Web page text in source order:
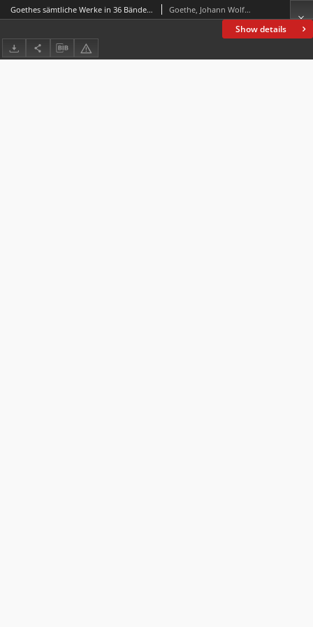
Show details
Goethes sämtliche Werke in 36 Bänden. Bd. 29, Benvenuto Cellini Goethe, Johann Wolfgang von (1749-1832)